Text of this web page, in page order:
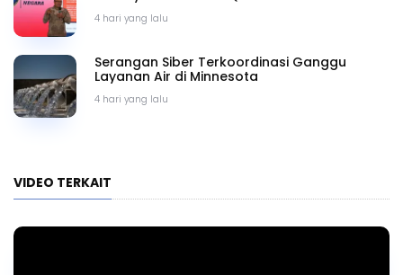
4 hari yang lalu
4 hari yang lalu
Serangan Siber Terkoordinasi Ganggu
Layanan Air di Minnesota
VIDEO TERKAIT